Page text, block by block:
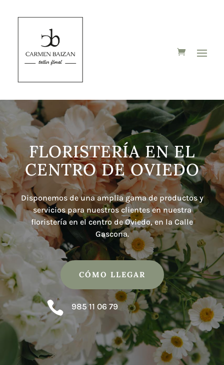
FLORISTERÍA EN EL
CENTRO DE OVIEDO
Disponemos de una amplia gama de productos y
servicios para nuestros clientes en nuestra
floristería en el centro de Oviedo, en la Calle
Gascona.
CÓMO LLEGAR
 985 11 06 79